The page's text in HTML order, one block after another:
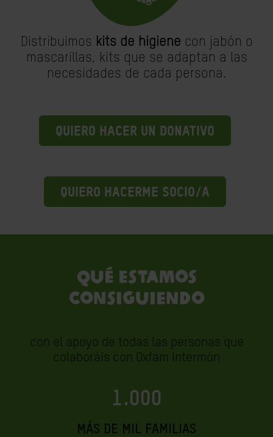
Distribuimos kits de higiene con jabón o
mascarillas, kits que se adaptan a las
necesidades de cada persona.
QUIERO HACER UN DONATIVO
QUIERO HACERME SOCIO/A
QUÉ ESTAMOS
CONSIGUIENDO
con el apoyo de todas las personas que
colaboráis con Oxfam Intermón
1.000
MÁS DE MIL FAMILIAS